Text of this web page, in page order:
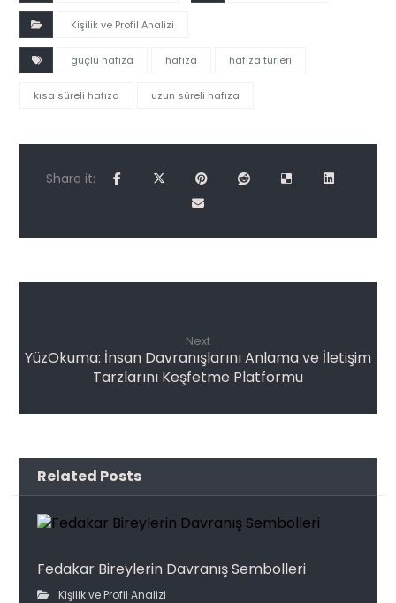
Kişilik ve Profil Analizi
güçlü hafıza hafıza hafıza türleri
kısa süreli hafıza uzun süreli hafıza
Next
YüzOkuma: İnsan Davranışlarını Anlama ve İletişim
Tarzlarını Keşfetme Platformu
Related Posts
Fedakar Bireylerin Davranış Sembolleri
Kişilik ve Profil Analizi